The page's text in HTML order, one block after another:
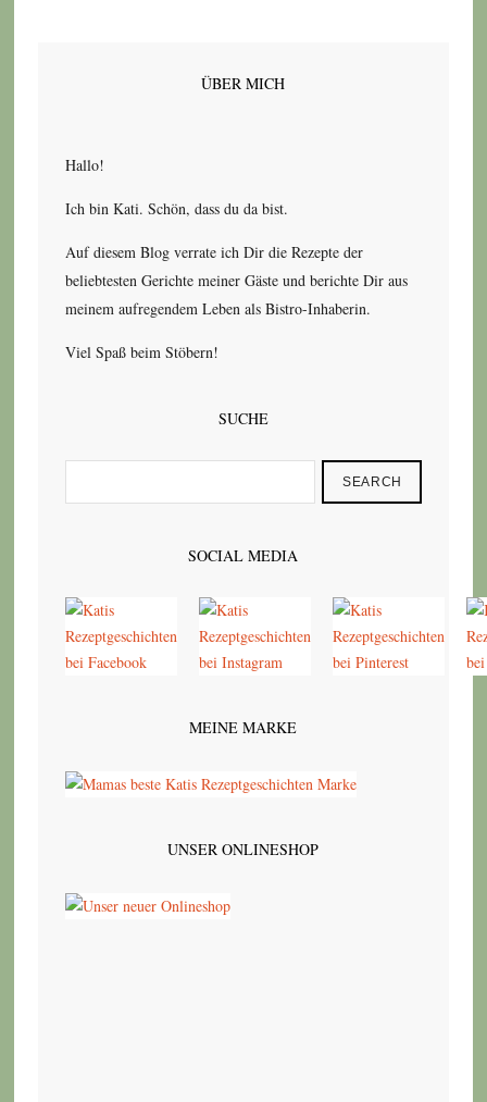
ÜBER MICH
Hallo!
Ich bin Kati. Schön, dass du da bist.
Auf diesem Blog verrate ich Dir die Rezepte der
beliebtesten Gerichte meiner Gäste und berichte Dir aus
meinem aufregendem Leben als Bistro-Inhaberin.
Viel Spaß beim Stöbern!
SUCHE
SEARCH
SOCIAL MEDIA
MEINE MARKE
UNSER ONLINESHOP